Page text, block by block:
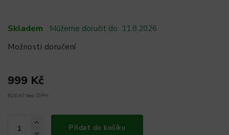
Skladem Můžeme doručit do: 11.8.2026
Možnosti doručení
999 Kč
826 Kč bez DPH
Přidat do košíku